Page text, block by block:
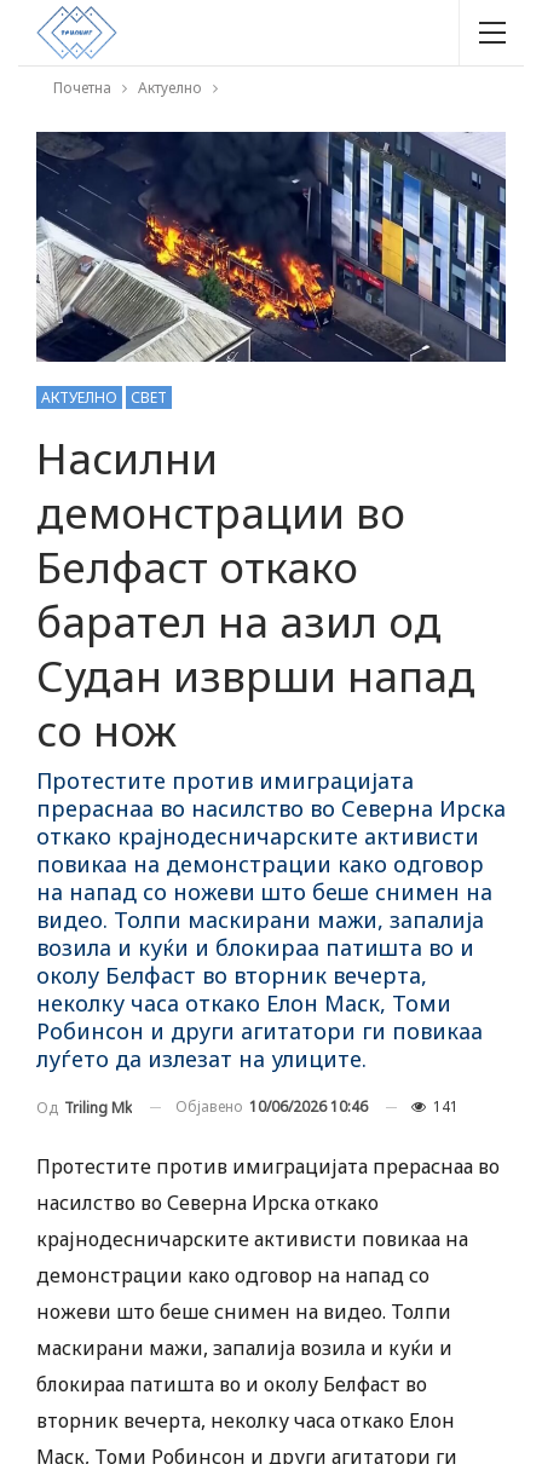
Почетна Актуелно
АКТУЕЛНО СВЕТ
Насилни
демонстрации во
Белфаст откако
барател на азил од
Судан изврши напад
со нож
Протестите против имиграцијата
прераснаа во насилство во Северна Ирска
откако крајнодесничарските активисти
повикаа на демонстрации како одговор
на напад со ножеви што беше снимен на
видео. Толпи маскирани мажи, запалија
возила и куќи и блокираа патишта во и
околу Белфаст во вторник вечерта,
неколку часа откако Елон Маск, Томи
Робинсон и други агитатори ги повикаа
луѓето да излезат на улиците.
Од Triling Mk Објавено 10/06/2026 10:46 141
Протестите против имиграцијата прераснаа во
насилство во Северна Ирска откако
крајнодесничарските активисти повикаа на
демонстрации како одговор на напад со
ножеви што беше снимен на видео. Толпи
маскирани мажи, запалија возила и куќи и
блокираа патишта во и околу Белфаст во
вторник вечерта, неколку часа откако Елон
Маск, Томи Робинсон и други агитатори ги